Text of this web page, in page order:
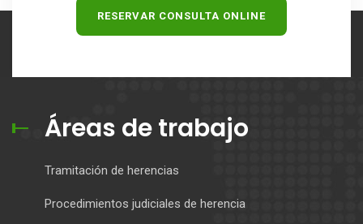
RESERVAR CONSULTA ONLINE
Áreas de trabajo
Tramitación de herencias
Procedimientos judiciales de herencia